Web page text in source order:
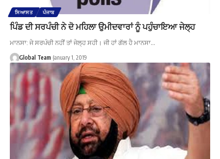
ਸਿਆਸਤ ਪੰਜਾਬ
ਪਿੰਡ ਦੀ ਸਰਪੰਚੀ ਨੇ ਦੋ ਮਹਿਲਾ ਉਮੀਦਵਾਰਾਂ ਨੂੰ ਪਹੁੰਚਾਇਆ ਜੇਲ੍ਹ
ਮਾਨਸਾ: ਜੇ ਸਰਪੰਚੀ ਨਹੀਂ ਤਾਂ ਜੇਲ੍ਹ ਸਹੀ। ਜੀ ਹਾਂ ਗੱਲ ਹੈ ਮਾਨਸਾ…
Global Team January 1, 2019